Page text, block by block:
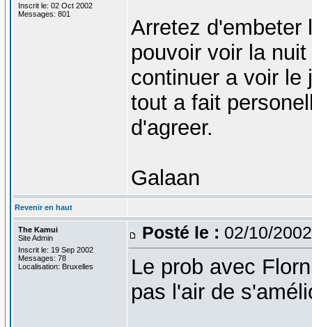
Inscrit le: 02 Oct 2002
Messages: 801
Arretez d'embeter
pouvoir voir la
continuer a voir le
tout a fait
d'agreer.
Galaan
Revenir en haut
The Kamui
Site Admin
Inscrit le: 19 Sep 2002
Messages: 78
Localisation: Bruxelles
Posté le : 02/10/
Le prob avec
pas l'air de